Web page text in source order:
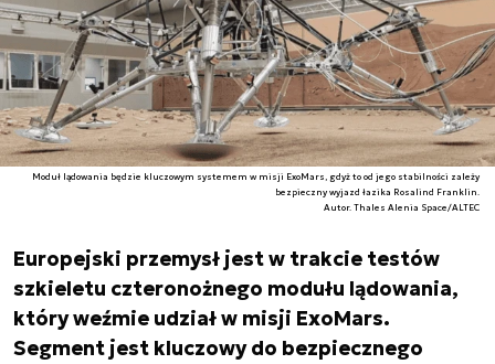
Moduł lądowania będzie kluczowym systemem w misji ExoMars, gdyż to od jego stabilności zależy
bezpieczny wyjazd łazika Rosalind Franklin.
Autor. Thales Alenia Space/ALTEC
Europejski przemysł jest w trakcie testów
szkieletu czteronożnego modułu lądowania,
który weźmie udział w misji ExoMars.
Segment jest kluczowy do bezpiecznego